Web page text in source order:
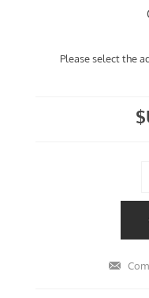
Please select the